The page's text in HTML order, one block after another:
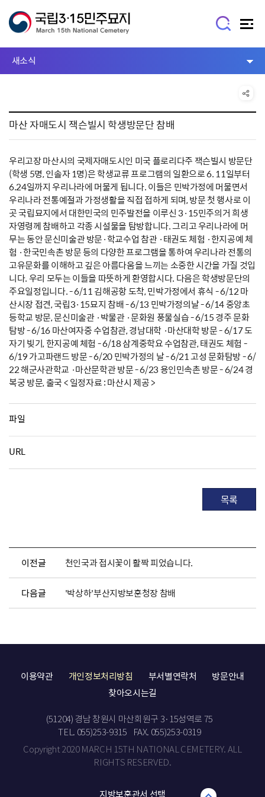
새소식
마산 자매도시 잭슨빌시 학생방문단 참배
우리고장 마산시의 국제자매도시인 미국 플로리다주 잭슨빌시 방문단
(학생 5명, 인솔자 1명)은 학생교류 프로그램의 일환으로 6. 11일부터
6.24일까지 우리나라에 머물게 됩니다. 이들은 민박가정에 머물면서
우리나라 전통예절과 가정생활을 직접 접하게 되며, 방문 첫 행사로 이
곳 국립묘지에서 대한민국의 민주발전을 이루신 3·15민주의거 희생
자영령께 참배하고 각종 시설물을 탐방합니다. 그리고 우리나라에 머
무는 동안 문신미술관 방문·학교수업 참관 ·태권도 체험 ·한지공예 체
험 ·한국민속촌 방문 등의 다양한 프로그램을 통하여 우리나라 전통의
고유문화를 이해하고 깊은 아름다움을 느끼는 소중한 시간을 가질 것입
니다. 우리 모두는 이들을 따뜻하게 환영합시다. 다음은 학생방문단의
주요일정입니다. - 6/11 김해공항 도착, 민박가정에서 휴식 - 6/12 마
산시장 접견, 국립3·15묘지 참배 - 6/13 민박가정의날 - 6/14 중앙초
등학교 방문, 문신미술관 ·박물관 ·문화원 풍물실습 - 6/15 경주 문화
탐방 - 6/16 마산여자중 수업참관, 경남대학 ·마산대학 방문 - 6/17 도
자기 빚기, 한지공예 체험 - 6/18 삼계중학요 수업참관, 태권도 체험 -
6/19 가고파랜드 방문 - 6/20 민박가정의 날 - 6/21 고성 문화탐방 - 6/
22 해군사관학교 ·마산문학관 방문 - 6/23 용인민속촌 방문 - 6/24 경
복궁 방문, 출국 < 일정자료 : 마산시 제공 >
파일
URL
목록
이전글 천인국과 접시꽃이 활짝 피었습니다.
다음글 '박상하'부산지방보훈청장 참배
이용약관 개인정보처리방침 부서별연락처
방문안내
찾아오시는길
(51204) 경남 창원시 마산회원구 3·15성역로 75
TEL. 055)253-9315
FAX. 055)253-0319
Copyright 2020 MARCH 15TH NATIONAL CEMETERY. ALL
RIGHTS RESERVED.
지방보훈관서 선택